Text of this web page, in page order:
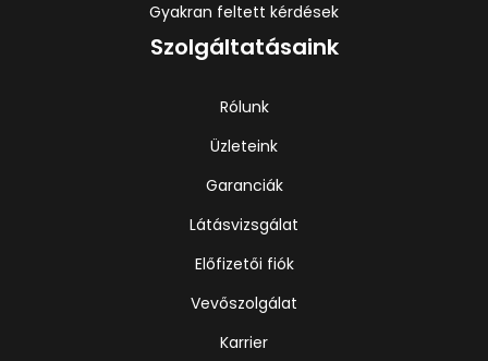
Gyakran feltett kérdések
Szolgáltatásaink
Rólunk
Üzleteink
Garanciák
Látásvizsgálat
Előfizetői fiók
Vevőszolgálat
Karrier